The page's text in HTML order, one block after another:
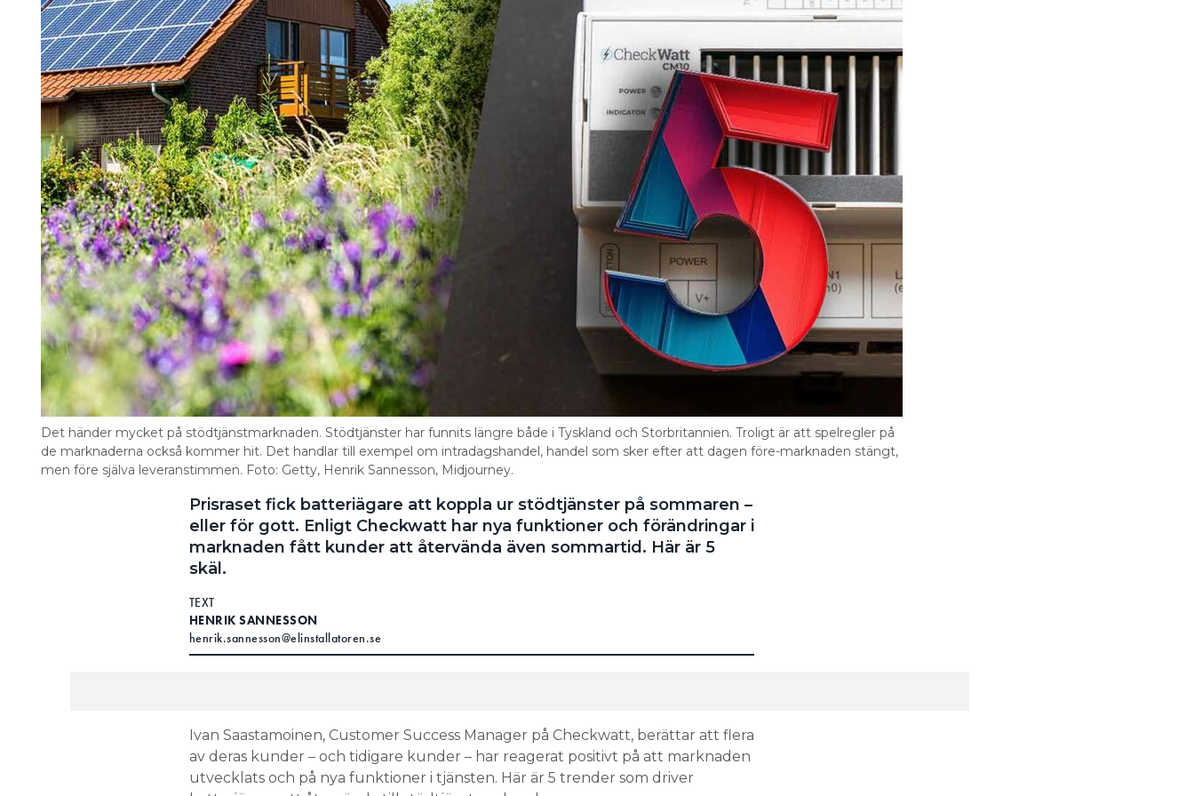
Det händer mycket på stödtjänstmarknaden. Stödtjänster har funnits längre både i Tyskland och Storbritannien. Troligt är att spelregler på
de marknaderna också kommer hit. Det handlar till exempel om intradagshandel, handel som sker efter att dagen före-marknaden stängt,
men före själva leveranstimmen. Foto: Getty, Henrik Sannesson, Midjourney.
Prisraset fick batteriägare att koppla ur stödtjänster på sommaren –
eller för gott. Enligt Checkwatt har nya funktioner och förändringar i
marknaden fått kunder att återvända även sommartid. Här är 5
skäl.
TEXT
HENRIK SANNESSON
henrik.sannesson@elinstallatoren.se
Ivan Saastamoinen, Customer Success Manager på Checkwatt, berättar att flera
av deras kunder – och tidigare kunder – har reagerat positivt på att marknaden
utvecklats och på nya funktioner i tjänsten. Här är 5 trender som driver